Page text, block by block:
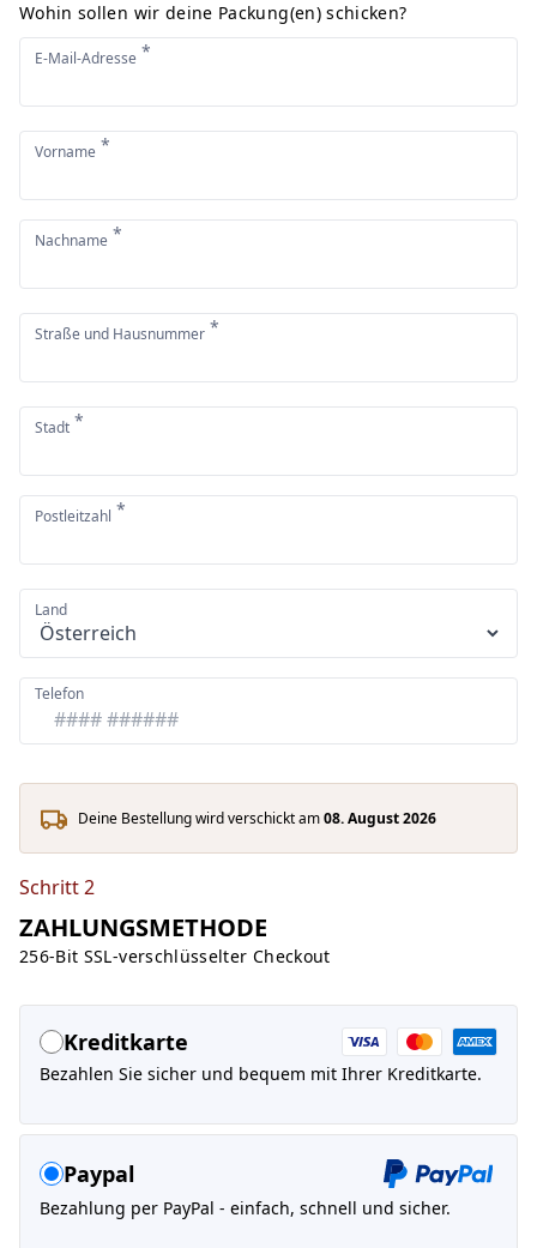
Wohin sollen wir deine Packung(en) schicken?
E-Mail-Adresse *
Vorname *
Nachname *
Straße und Hausnummer *
Stadt *
Postleitzahl *
Land
Telefon
Deine Bestellung wird verschickt am08. August 2026
Schritt 2
ZAHLUNGSMETHODE
256-Bit SSL-verschlüsselter Checkout
Kreditkarte
Bezahlen Sie sicher und bequem mit Ihrer Kreditkarte.
Paypal
Bezahlung per PayPal - einfach, schnell und sicher.